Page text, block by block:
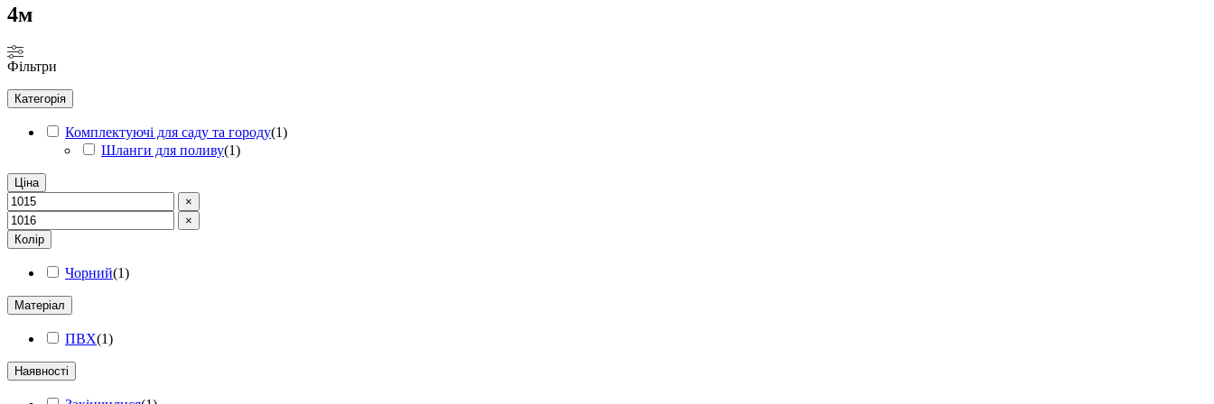
4м
Фільтри
Категорія
Комплектуючі для саду та городу(1)
Шланги для поливу(1)
Ціна
×
×
Колір
Чорний(1)
Матеріал
ПВХ(1)
Наявності